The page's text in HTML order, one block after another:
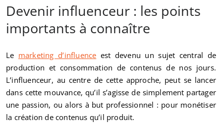
Devenir influenceur : les points
importants à connaître
Le marketing d’influence est devenu un sujet central de
production et consommation de contenus de nos jours.
L’influenceur, au centre de cette approche, peut se lancer
dans cette mouvance, qu’il s’agisse de simplement partager
une passion, ou alors à but professionnel : pour monétiser
la création de contenus qu’il produit.